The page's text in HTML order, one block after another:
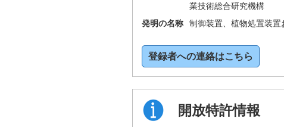
業技術総合研究機構
発明の名称 制御装置、植物処置装
登録者への連絡はこちら
開放特許情報